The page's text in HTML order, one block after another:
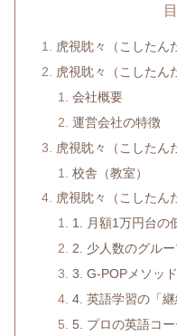
虎視眈々（こしたん
虎視眈々（こしたん
会社概要
運営会社の特徴
虎視眈々（こしたん
校舎（教室）
虎視眈々（こしたん
1. 月額1万円台の
2. 少人数のグル
3. G-POPメソッ
4. 英語学習の「
5. プロの英語コ